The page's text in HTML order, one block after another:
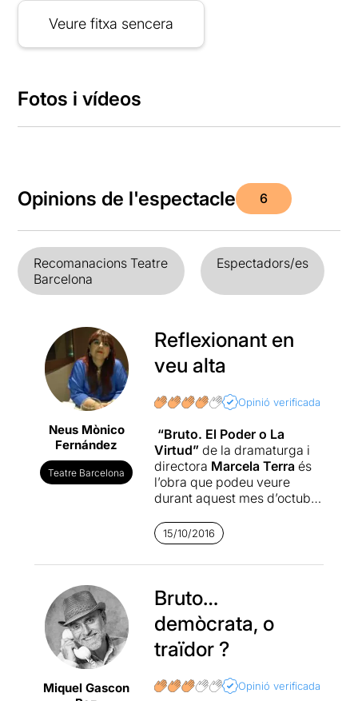
Veure fitxa sencera
Fotos i vídeos
Opinions de l'espectacle 6
Recomanacions Teatre
Barcelona
Espectadors/es
Neus Mònico
Fernández
Teatre Barcelona
Reflexionant en
veu alta
Opinió verificada
“Bruto. El Poder o La
Virtud”de la dramaturga i
directora Marcela Terra és
l’obra que podeu veure
durant aquest mes d’octubre
Es tracta d’un monòleg
teatral inspirat en el drama
William Shakespeare.
mirada des de la figura del
polític i escriptorMarco
Bruto, implicat en
l’assassinat de l’emperador
Juli Cèsar
15/10/2016
Miquel Gascon
Bruto…
demòcrata, o
traïdor ?
Opinió verificada